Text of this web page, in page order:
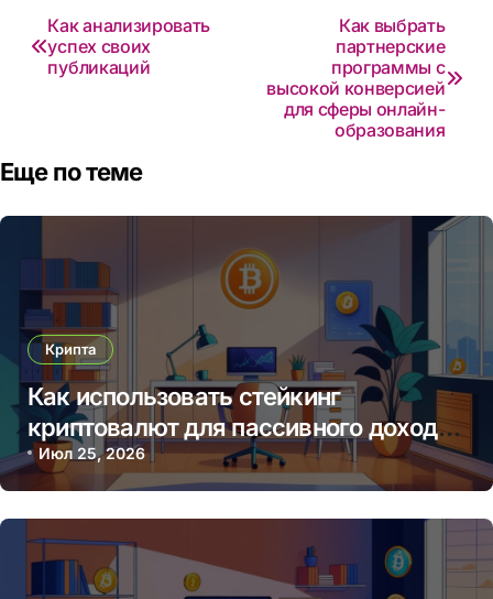
Навигация
по
Как анализировать
успех своих
публикаций
Как выбрать
партнерские
программы с
высокой конверсией
для сферы онлайн-
образования
Еще по теме
Крипта
Как использовать стейкинг
криптовалют для пассивного дохода
в 2025 году
Июл 25, 2026